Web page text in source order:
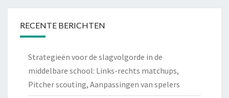
RECENTE BERICHTEN
Strategieën voor de slagvolgorde in de
middelbare school: Links-rechts matchups,
Pitcher scouting, Aanpassingen van spelers